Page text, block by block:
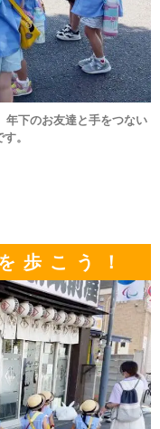
年下のお友達と手をつない
。
歩こう！